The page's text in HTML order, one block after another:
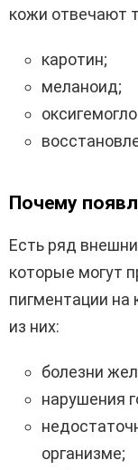
кожи отвечают
каротин;
меланоид;
Почему
Есть ряд
которые могут
пигментации
из них:
болезни
нарушения
организме;